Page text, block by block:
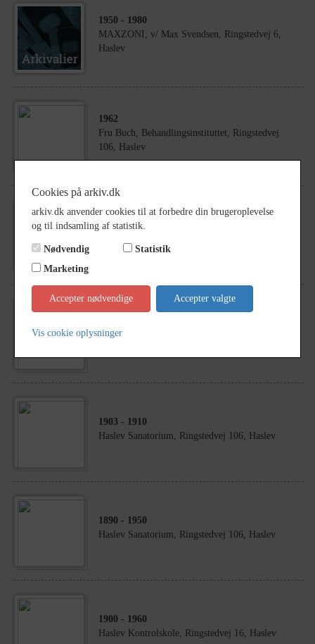
1950 - 1980
MAXZONI, v/ Max Svendsen, Ringstedvej 6,
Haslev
1962
Fru Buch, Behandlingsinstituttet, Ringstedvej
106, Haslev
1974
Ringstedvej 59, Haslev
1903 - 1910
Haslev Sanatorium, Ringstedvej 106, Haslev
1890 - 1950
Haslev Sanatorium, Ringstedvej 106, Haslev
1900 - 1960
Haslev Kontrolskole, Ringstedvej 16, Haslev
Cookies på arkiv.dk
arkiv.dk anvender cookies til at forbedre din brugeroplevelse
og til indsamling af statistik.
Nødvendig
Statistik
Marketing
Accepter nødvendige Accepter valgte
Vis cookie oplysninger